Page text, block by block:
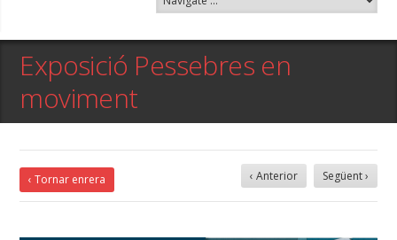
Exposició Pessebres en
moviment
‹ Tornar enrera ‹ Anterior Següent ›